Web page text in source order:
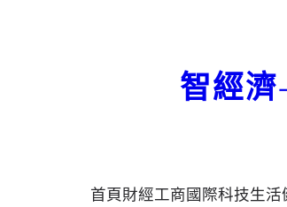
智經
首頁財經工商國際科技生活